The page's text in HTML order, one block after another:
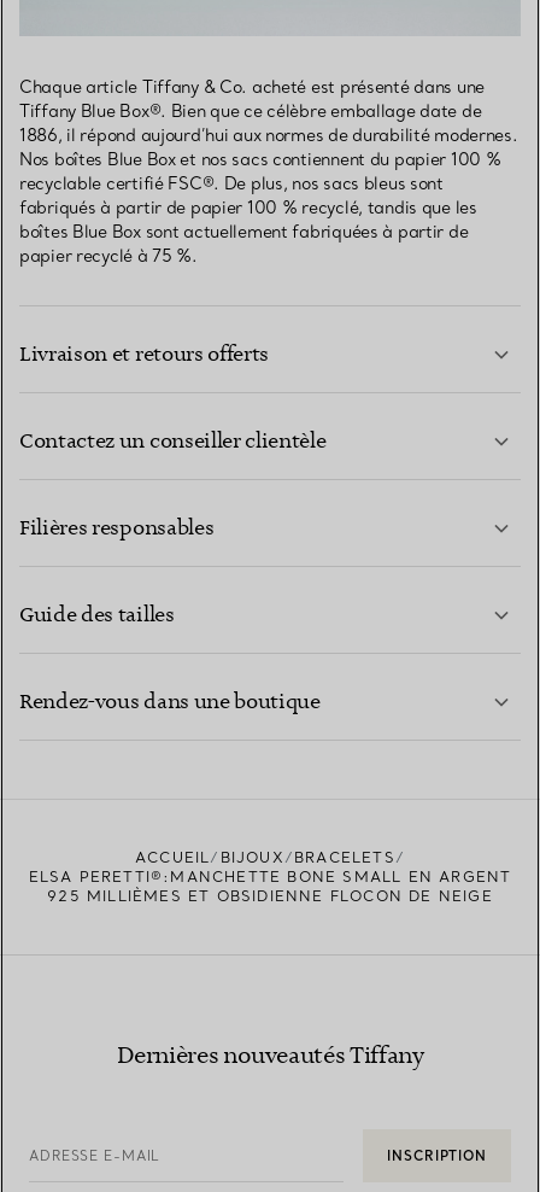
Chaque article Tiffany & Co. acheté est présenté dans une
Tiffany Blue Box®. Bien que ce célèbre emballage date de
1886, il répond aujourd’hui aux normes de durabilité modernes.
Nos boîtes Blue Box et nos sacs contiennent du papier 100 %
recyclable certifié FSC®. De plus, nos sacs bleus sont
fabriqués à partir de papier 100 % recyclé, tandis que les
boîtes Blue Box sont actuellement fabriquées à partir de
papier recyclé à 75 %.
Livraison et retours offerts
Contactez un conseiller clientèle
Filières responsables
Guide des tailles
Rendez-vous dans une boutique
TROUVEZ LA BOUTIQUE LA PLUS PROCHE
ACCUEIL BIJOUX
BRACELETS
ELSA PERETTI®:MANCHETTE BONE SMALL EN ARGENT
925 MILLIÈMES ET OBSIDIENNE FLOCON DE NEIGE
Dernières nouveautés Tiffany
ADRESSE E-MAIL INSCRIPTION